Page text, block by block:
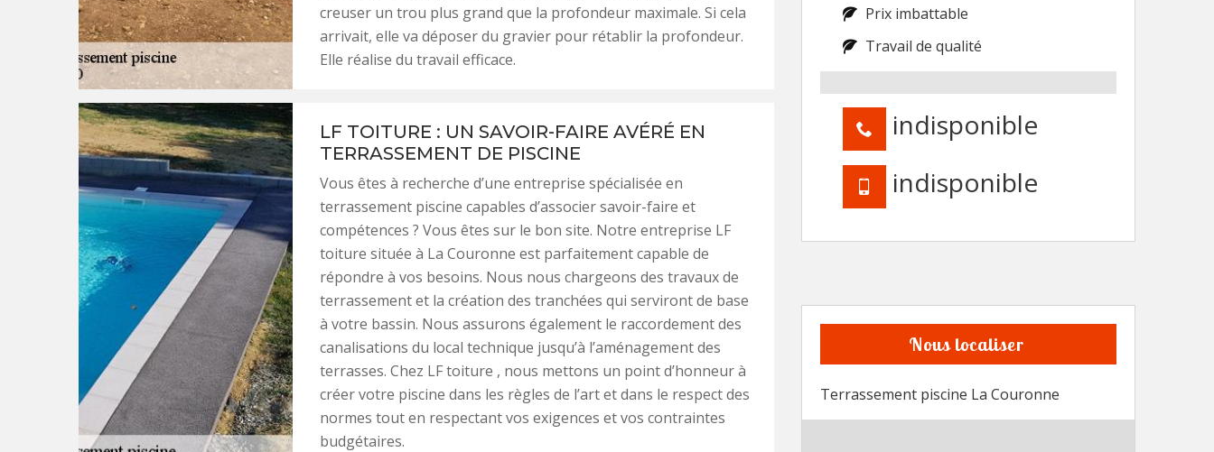
creuser un trou plus grand que la profondeur maximale. Si cela
arrivait, elle va déposer du gravier pour rétablir la profondeur.
Elle réalise du travail efficace.
LF TOITURE : UN SAVOIR-FAIRE AVÉRÉ EN
TERRASSEMENT DE PISCINE
Vous êtes à recherche d’une entreprise spécialisée en
terrassement piscine capables d’associer savoir-faire et
compétences ? Vous êtes sur le bon site. Notre entreprise LF
toiture située à La Couronne est parfaitement capable de
répondre à vos besoins. Nous nous chargeons des travaux de
terrassement et la création des tranchées qui serviront de base
à votre bassin. Nous assurons également le raccordement des
canalisations du local technique jusqu’à l’aménagement des
terrasses. Chez LF toiture , nous mettons un point d’honneur à
créer votre piscine dans les règles de l’art et dans le respect des
normes tout en respectant vos exigences et vos contraintes
budgétaires.
Prix imbattable
Travail de qualité
indisponible
indisponible
Nous localiser
Terrassement piscine La Couronne